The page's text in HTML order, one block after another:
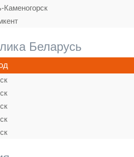
Каменогорск
Беларусь